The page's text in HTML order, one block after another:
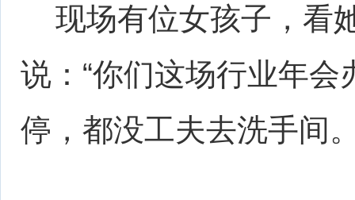
现场有位女孩子，看
说：“你们这场行业年
停，都没工夫去洗手间